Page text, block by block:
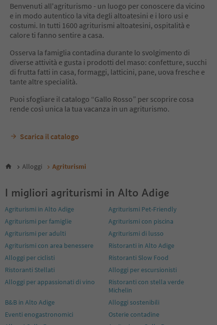
10
11
12
13
14
16
17
20
23
26
27
28
29
30
31
32
34
35
37
38
39
Benvenuti all'agriturismo - un luogo per conoscere da vicino
e in modo autentico la vita degli altoatesini e i loro usi e
costumi. In tutti 1600 agriturismi altoatesini, ospitalità e
calore ti fanno sentire a casa.
Osserva la famiglia contadina durante lo svolgimento di
diverse attività e gusta i prodotti del maso: confetture, succhi
di frutta fatti in casa, formaggi, latticini, pane, uova fresche e
tante altre specialità.
Puoi sfogliare il catalogo “Gallo Rosso” per scoprire cosa
rende così unica la tua vacanza in un agriturismo.
Scarica il catalogo
Alloggi Agriturismi
I migliori agriturismi in Alto Adige
Agriturismi in Alto Adige
Agriturismi Pet-Friendly
Agriturismi per famiglie
Agriturismi con piscina
Agriturismi per adulti
Agriturismi di lusso
Agriturismi con area benessere
Ristoranti in Alto Adige
Alloggi per ciclisti
Ristoranti Slow Food
Ristoranti Stellati
Alloggi per escursionisti
Alloggi per appassionati di vino
Ristoranti con stella verde
Michelin
B&B in Alto Adige
Alloggi sostenibili
Eventi enogastronomici
Osterie contadine